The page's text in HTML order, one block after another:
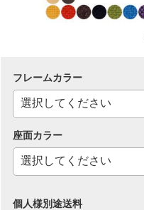
フレームカラー
座面カラー
個人様別途送料